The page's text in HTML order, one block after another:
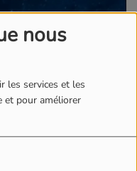
nous
les services et les
et pour améliorer